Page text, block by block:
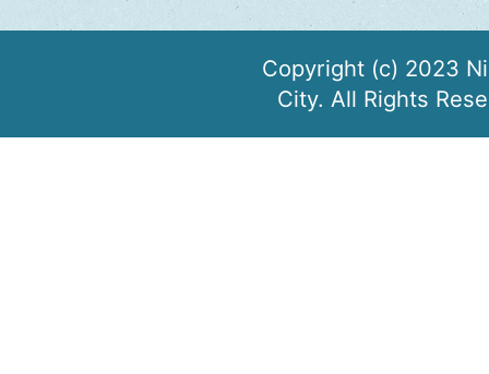
Copyright (c) 2023
City. All Rights